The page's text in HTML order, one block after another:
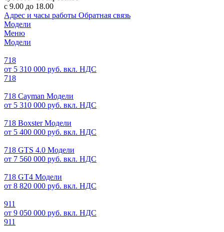
с 9.00 до 18.00
Адрес и часы работы Обратная связь
Модели
Меню
Модели
718
от 5 310 000 руб. вкл. НДС
718
718 Cayman Модели
от 5 310 000 руб. вкл. НДС
718 Boxster Модели
от 5 400 000 руб. вкл. НДС
718 GTS 4.0 Модели
от 7 560 000 руб. вкл. НДС
718 GT4 Модели
от 8 820 000 руб. вкл. НДС
911
от 9 050 000 руб. вкл. НДС
911